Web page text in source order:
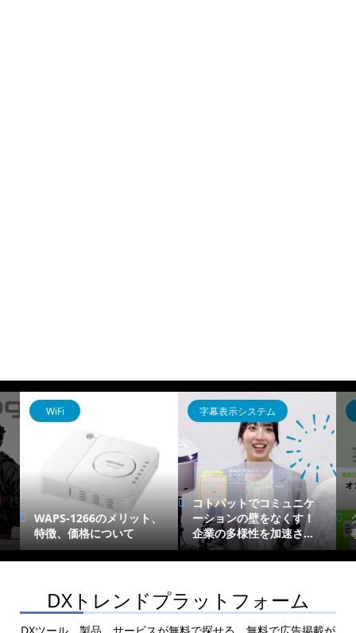
WiFi
WAPS-1266のメリット、
特徴、価格について
字幕表示システム
コトパットでコミュニケ
ーションの壁をなくす！
企業の多様性を加速さ...
DXトレンドプラットフォーム